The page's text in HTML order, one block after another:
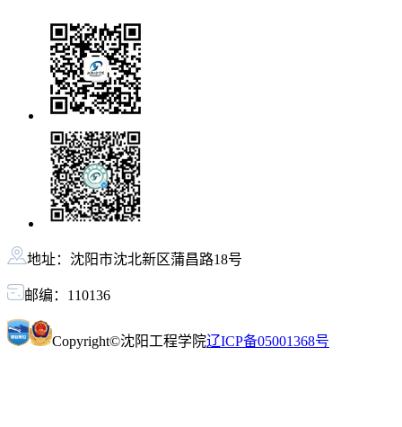
地址：沈阳市沈北新区蒲昌路18号
邮编：110136
Copyright©沈阳工程学院辽ICP备05001368号